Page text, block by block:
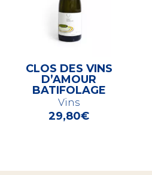
CLOS DES VINS
D’AMOUR
BATIFOLAGE
Vins
29,80€